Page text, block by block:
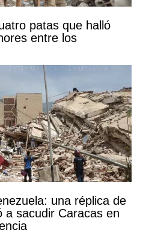
patas que halló
entre los
una réplica de
a sacudir Caracas en